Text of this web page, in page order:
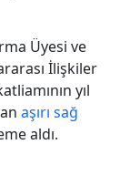
Üyesi ve
İlişkiler
yıl
aşırı sağ
aldı.